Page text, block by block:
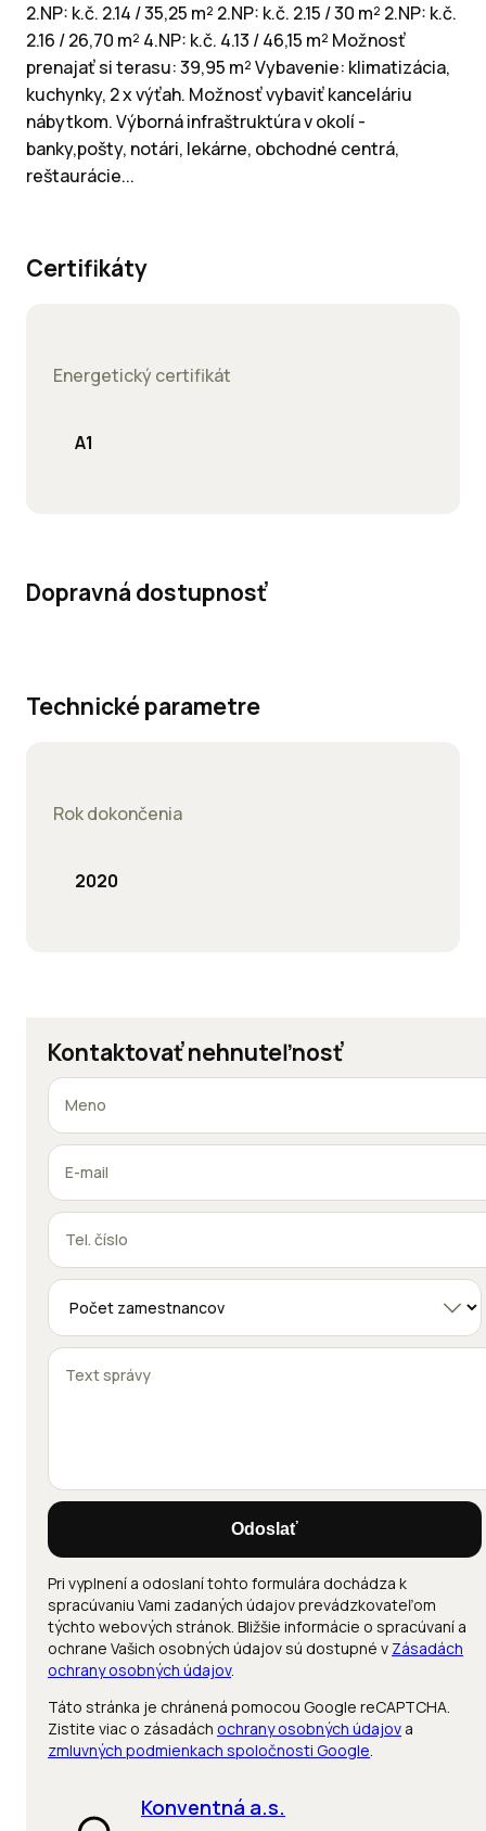
2.NP: k.č. 2.14 / 35,25 m² 2.NP: k.č. 2.15 / 30 m² 2.NP: k.č.
2.16 / 26,70 m² 4.NP: k.č. 4.13 / 46,15 m² Možnosť
prenajať si terasu: 39,95 m² Vybavenie: klimatizácia,
kuchynky, 2 x výťah. Možnosť vybaviť kanceláriu
nábytkom. Výborná infraštruktúra v okolí -
banky,pošty, notári, lekárne, obchodné centrá,
reštaurácie...
Certifikáty
Energetický certifikát
A1
Dopravná dostupnosť
Technické parametre
Rok dokončenia
2020
Kontaktovať nehnuteľnosť
Odoslať
Pri vyplnení a odoslaní tohto formulára dochádza k
spracúvaniu Vami zadaných údajov prevádzkovateľom
týchto webových stránok. Bližšie informácie o spracúvaní a
ochrane Vašich osobných údajov sú dostupné v Zásadách
ochrany osobných údajov.
Táto stránka je chránená pomocou Google reCAPTCHA.
Zistite viac o zásadách ochrany osobných údajov a
zmluvných podmienkach spoločnosti Google.
Konventná a.s.